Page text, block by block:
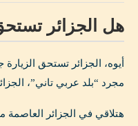
هل الجزائر تستحق
مجرد “بلد عربي تاني”،
هتلاقي في الجزائر العاصمة